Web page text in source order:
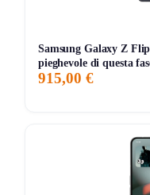
234 giorni di monitoraggio
119,00€119,00€
Samsung Galaxy Z
pieghevole di questa
915,00 €